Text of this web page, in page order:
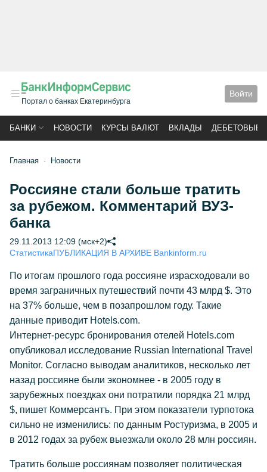
Портал о банках Екатеринбурга
Войти
БАНКИ НОВОСТИ КУРСЫ ВАЛЮТ ВКЛАДЫ ДЕБЕТОВЫЕ
Главная Новости
Россияне стали больше тратить
за рубежом. Комментарий ВУЗ-
банка
29.11.2013 12:09 (мск+2)
СтатистикаПУБЛИКАЦИЯ В АРХИВЕ Bankinform.ru
По итогам прошлого года россияне израсходовали во
время заграничных путешествий почти 43 млрд $. Это
на 37% больше, чем в позапрошлом году. Такие
данные приводит Hotels.com.
Интернет-ресурс бронирования отелей Hotels.com
опубликовал исследование Russian International Travel
Monitor. Согласно выводам аналитиков, несколько лет
назад россияне были экономнее - в 2005 году в
зарубежных поездках они потратили порядка 21 млрд
$, пишет Коммерсантъ. При этом показатели турпотока
сильно не изменились: по данным Ростуризма, в 2005 и
в 2012 годах за рубеж выезжали около 28 млн россиян.
Тратить больше россиянам позволяет политическая